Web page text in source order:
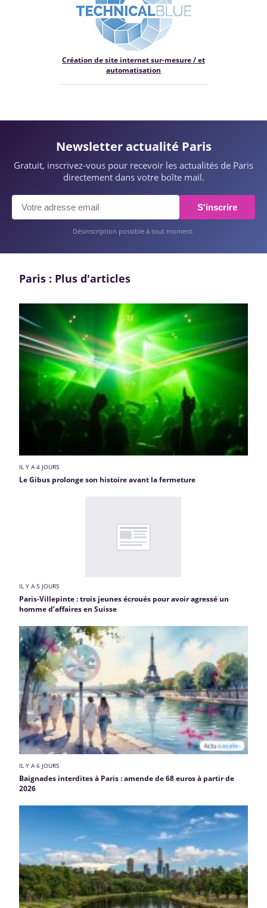
Création de site internet sur-mesure / et
automatisation
Newsletter actualité Paris
Gratuit, inscrivez-vous pour recevoir les actualités de Paris
directement dans votre boîte mail.
S'inscrire
Désinscription possible à tout moment.
Paris : Plus d'articles
IL Y A 4 JOURS
Le Gibus prolonge son histoire avant la fermeture
IL Y A 5 JOURS
Paris-Villepinte : trois jeunes écroués pour avoir agressé un
homme d’affaires en Suisse
IL Y A 6 JOURS
Baignades interdites à Paris : amende de 68 euros à partir de
2026